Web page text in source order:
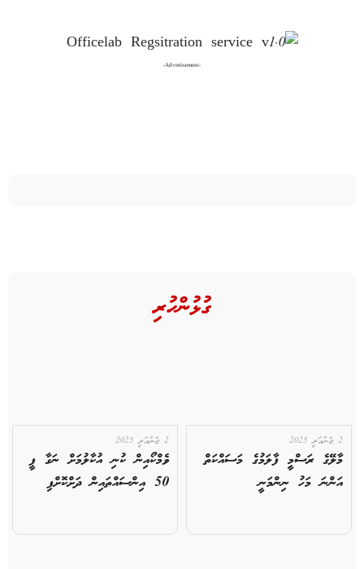
-Advertisement-
ގުޅުންހުރި
2 ޖެނުއަރީ 2025
މާލޭގެ ރަސްމީ ފާލަމުގެ މަސައްކަތް
އަންނަ މަހު ނިންމަނީ
2 ޖެނުއަރީ 2025
ވެމްކޯއިން ކުނި އުކާލުމަށް ނަގާ ފީ
50 އިންސައްތައިން ދަށްކޮށްފި